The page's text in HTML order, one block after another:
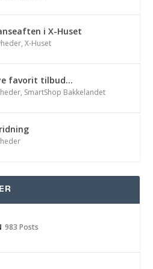
i X-Huset
,X-Huset
favorit tilbud…
, SmartShop Bakkelandet
983 Posts